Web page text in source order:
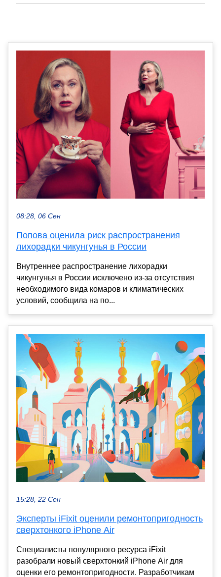
08:28, 06 Сен
Попова оценила риск распространения
лихорадки чикунгунья в России
Внутреннее распространение лихорадки
чикунгунья в России исключено из-за отсутствия
необходимого вида комаров и климатических
условий, сообщила на по...
15:28, 22 Сен
Эксперты iFixit оценили ремонтопригодность
сверхтонкого iPhone Air
Специалисты популярного ресурса iFixit
разобрали новый сверхтонкий iPhone Air для
оценки его ремонтопригодности. Разработчикам